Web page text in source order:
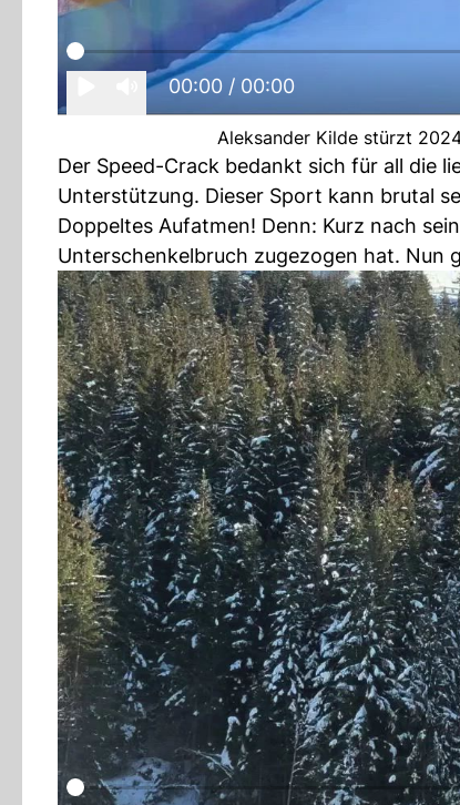
00:00 / 00:00
Aleksander Kilde stürzt
Der Speed-Crack bedankt sich für all die
Unterstützung. Dieser Sport kann brutal
Doppeltes Aufatmen! Denn: Kurz nach
Unterschenkelbruch zugezogen hat. Nun